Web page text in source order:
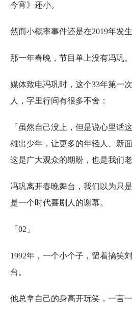
今宵》还小。
然而小概率事件还是在2019年发生
那一年春晚，节目单上没有冯巩。
媒体致电冯巩时，这个33年第一
人，字里行间有很多不舍：
「虽然自己没上，但是说心里话
雄出少年，让更多的年轻人、新
这是广大观众的期盼，也是我们
冯巩离开春晚舞台，我们以为只
是一个时代喜剧人的谢幕。
「02」
1992年，一个小个子，留着搞笑
台。
他总拿自己的身高开玩笑，一言